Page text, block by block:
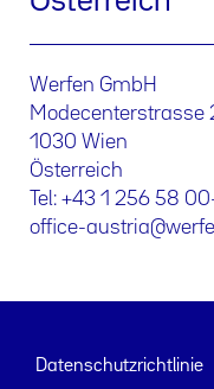
Werfen GmbH
Modecenterstrasse
1030 Wien
Österreich
Tel: +43 1 256 58
office-
Datenschutzrichtlinie